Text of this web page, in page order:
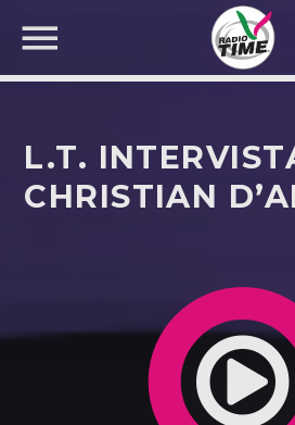
L.T.
CHRISTIAN